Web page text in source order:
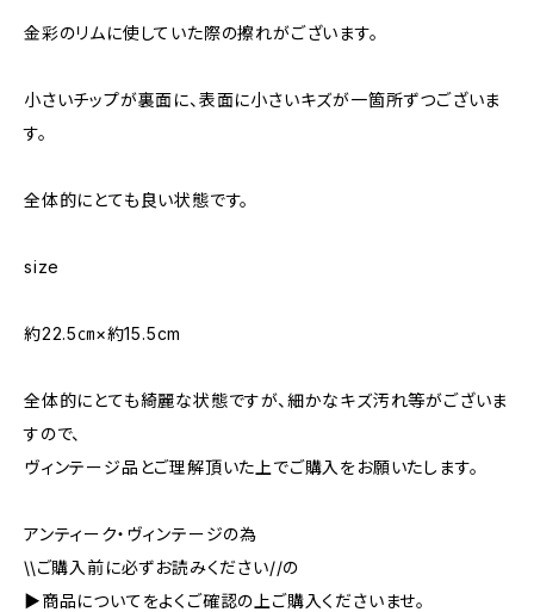
金彩のリムに使していた際の擦れがございます。
小さいチップが裏面に、表面に小さいキズが一箇所ずつございま
す。
全体的にとても良い状態です。
size
約22.5㎝×約15.5cm
全体的にとても綺麗な状態ですが、細かなキズ汚れ等がございま
すので、
ヴィンテージ品とご理解頂いた上でご購入をお願いたします。
アンティーク・ヴィンテージの為
\\ご購入前に必ずお読みください//の
▶︎商品についてをよくご確認の上ご購入くださいませ。